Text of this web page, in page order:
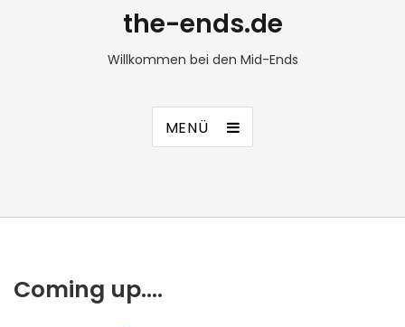
the-ends.de
Willkommen bei den Mid-Ends
MENÜ
Coming up….